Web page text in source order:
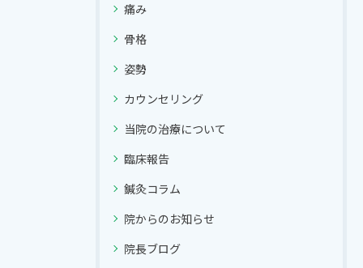
痛み
骨格
姿勢
カウンセリング
当院の治療について
臨床報告
鍼灸コラム
院からのお知らせ
院長ブログ